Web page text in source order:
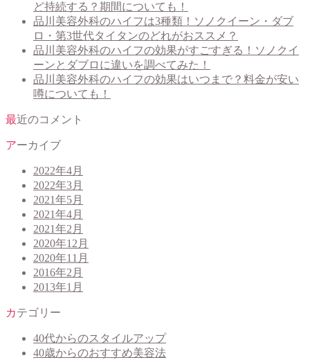
ど持続する？期間についても！
品川美容外科のハイフは3種類！ソノクイーン・ダブ
ロ・第3世代タイタンのどれがおススメ？
品川美容外科のハイフの効果がすごすぎる！ソノクイ
ーンとダブロに違いを調べてみた！
品川美容外科のハイフの効果はいつまで？料金が安い
噂についても！
最近のコメント
アーカイブ
2022年4月
2022年3月
2021年5月
2021年4月
2021年2月
2020年12月
2020年11月
2016年2月
2013年1月
カテゴリー
40代からのスタイルアップ
40歳からのおすすめ美容法